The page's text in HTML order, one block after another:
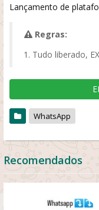
Lançamento de
Regras:
Tudo liberado,
WhatsApp
Recomendados